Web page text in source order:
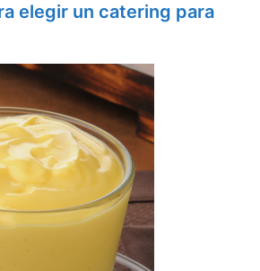
elegir un catering para